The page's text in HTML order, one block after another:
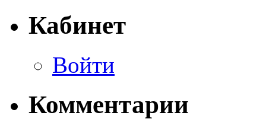
Кабинет
Войти
Комментарии